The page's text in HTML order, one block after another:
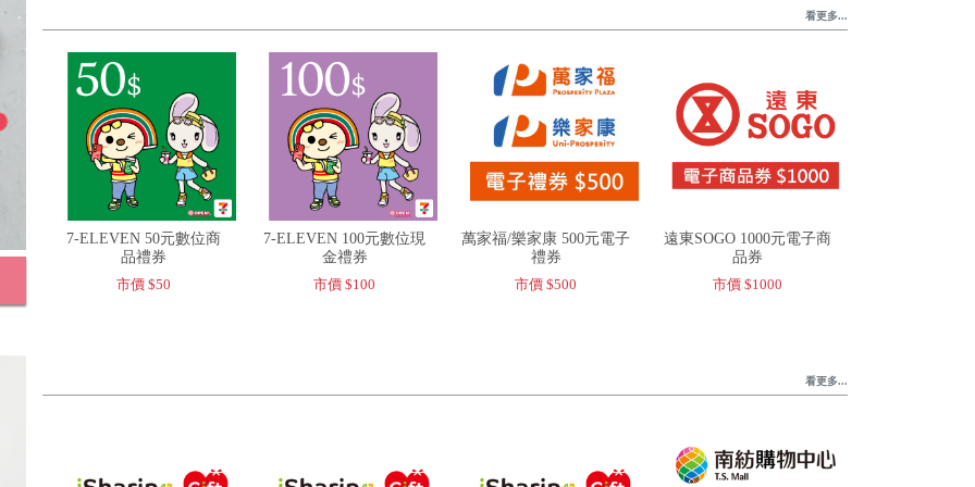
7-ELEVEN 50元數位商
品禮券
市價 $50
7-ELEVEN 100元數位現
金禮券
市價 $100
萬家福/樂家康 500元電子
禮券
市價 $500
遠東SOGO 1000元電子商
品券
市價 $1000
看更多...
看更多...